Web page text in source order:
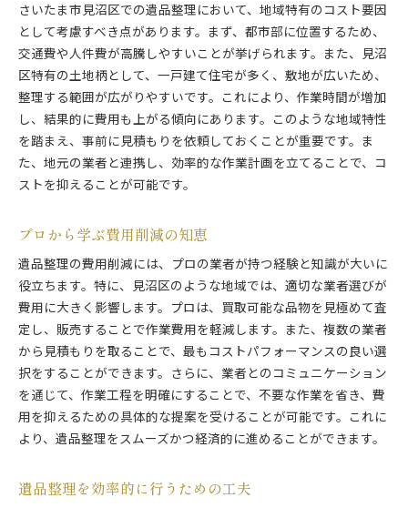
さいたま市見沼区での遺品整理において、地域特有のコスト要因
として考慮すべき点があります。まず、都市部に位置するため、
交通費や人件費が高騰しやすいことが挙げられます。また、見沼
区特有の土地柄として、一戸建て住宅が多く、敷地が広いため、
整理する範囲が広がりやすいです。これにより、作業時間が増加
し、結果的に費用も上がる傾向にあります。このような地域特性
を踏まえ、事前に見積もりを依頼しておくことが重要です。ま
た、地元の業者と連携し、効率的な作業計画を立てることで、コ
ストを抑えることが可能です。
プロから学ぶ費用削減の知恵
遺品整理の費用削減には、プロの業者が持つ経験と知識が大いに
役立ちます。特に、見沼区のような地域では、適切な業者選びが
費用に大きく影響します。プロは、買取可能な品物を見極めて査
定し、販売することで作業費用を軽減します。また、複数の業者
から見積もりを取ることで、最もコストパフォーマンスの良い選
択をすることができます。さらに、業者とのコミュニケーション
を通じて、作業工程を明確にすることで、不要な作業を省き、費
用を抑えるための具体的な提案を受けることが可能です。これに
より、遺品整理をスムーズかつ経済的に進めることができます。
遺品整理を効率的に行うための工夫